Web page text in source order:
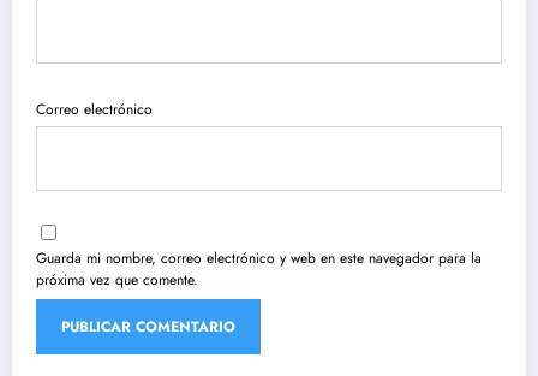
Correo electrónico
Guarda mi nombre, correo electrónico y web en este navegador para la
próxima vez que comente.